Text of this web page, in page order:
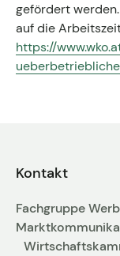
gefördert
auf die
https://
Kontakt
Fachgruppe